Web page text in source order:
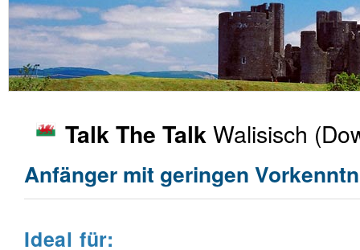
Talk The TalkWalisisch
Anfänger mit geringen
Ideal für: